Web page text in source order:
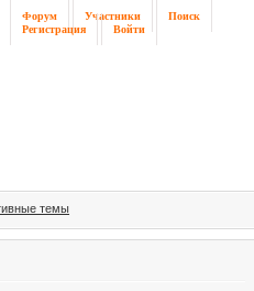
Форум Участники
Поиск
Регистрация
Войти
темы